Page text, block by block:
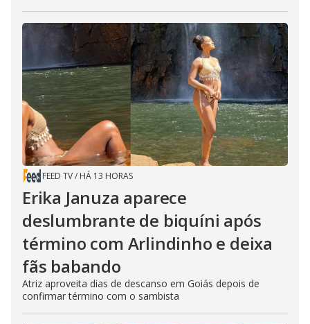
FEED TV/ HÁ 13 HORAS
Erika Januza aparece
deslumbrante de biquíni após
término com Arlindinho e deixa
fãs babando
Atriz aproveita dias de descanso em Goiás depois de
confirmar término com o sambista